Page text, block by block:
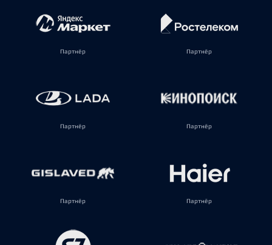
Партнёр Партнёр
Партнёр Партнёр
Партнёр Партнёр